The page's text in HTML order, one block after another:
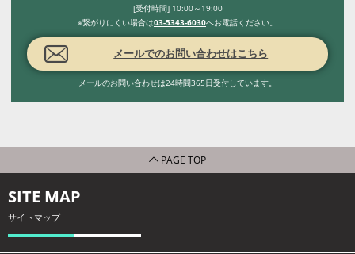
[受付時間] 10:00～19:00
※繋がりにくい場合は03-5343-6030へお電話ください。
メールでのお問い合わせはこちら
メールのお問い合わせは24時間365日受付しています。
PAGE TOP
SITE MAP
サイトマップ